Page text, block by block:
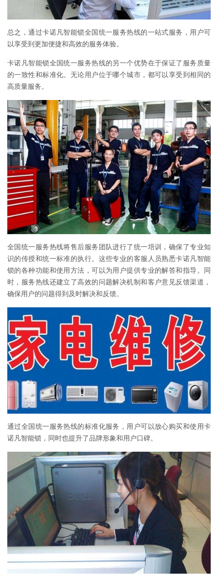
总之，通过卡诺凡智能锁全国统一服务热线的一站式服务，用户可
以享受到更加便捷和高效的服务体验。
卡诺凡智能锁全国统一服务热线的另一个优势在于保证了服务质量
的一致性和标准化。无论用户位于哪个城市，都可以享受到相同的
高质量服务。
全国统一服务热线将售后服务团队进行了统一培训，确保了专业知
识的传授和统一标准的执行。这些专业的客服人员熟悉卡诺凡智能
锁的各种功能和使用方法，可以为用户提供专业的解答和指导。同
时，服务热线还建立了高效的问题解决机制和客户意见反馈渠道，
确保用户的问题得到及时解决和反馈。
通过全国统一服务热线的标准化服务，用户可以放心购买和使用卡
诺凡智能锁，同时也提升了品牌形象和用户口碑。